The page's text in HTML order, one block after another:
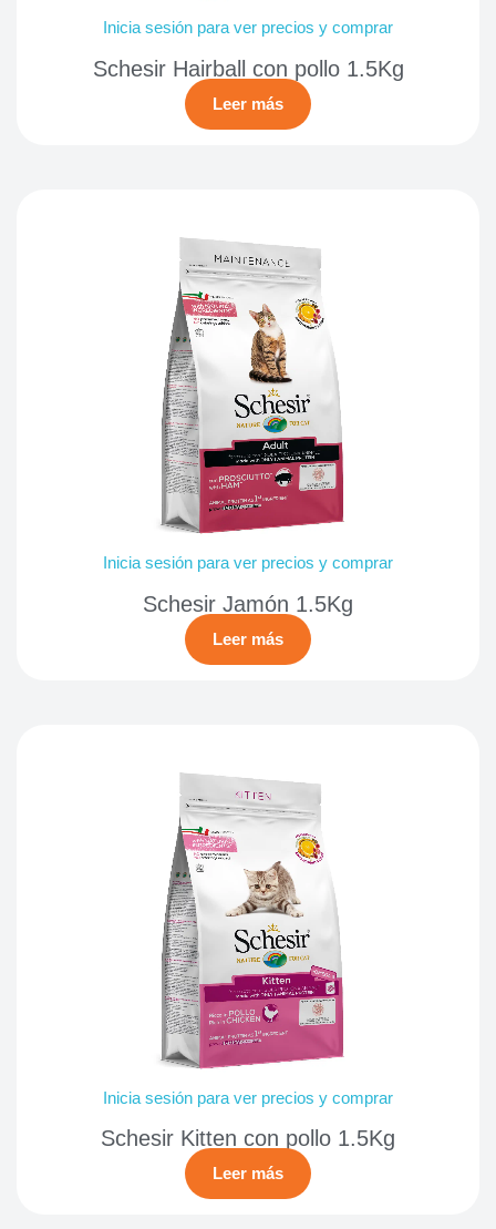
Inicia sesión para ver precios y comprar
Schesir Hairball con pollo 1.5Kg
Leer más
Inicia sesión para ver precios y comprar
Schesir Jamón 1.5Kg
Leer más
Inicia sesión para ver precios y comprar
Schesir Kitten con pollo 1.5Kg
Leer más